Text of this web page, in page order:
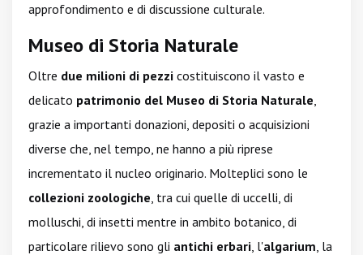
approfondimento e di discussione culturale.
Museo di Storia Naturale
Oltre due milioni di pezzi costituiscono il vasto e
delicato patrimonio del Museo di Storia Naturale,
grazie a importanti donazioni, depositi o acquisizioni
diverse che, nel tempo, ne hanno a più riprese
incrementato il nucleo originario. Molteplici sono le
collezioni zoologiche, tra cui quelle di uccelli, di
molluschi, di insetti mentre in ambito botanico, di
particolare rilievo sono gli antichi erbari, l'algarium, la